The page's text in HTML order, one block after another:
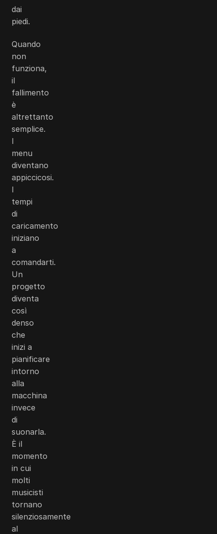
dai
piedi.
Quando
non
funziona,
il
fallimento
è
altrettanto
semplice.
I
menu
diventano
appiccicosi.
I
tempi
di
caricamento
iniziano
a
comandarti.
Un
progetto
diventa
così
denso
che
inizi a
pianificare
intorno
alla
macchina
invece
di
suonarla.
È il
momento
in cui
molti
musicisti
tornano
silenziosamente
al